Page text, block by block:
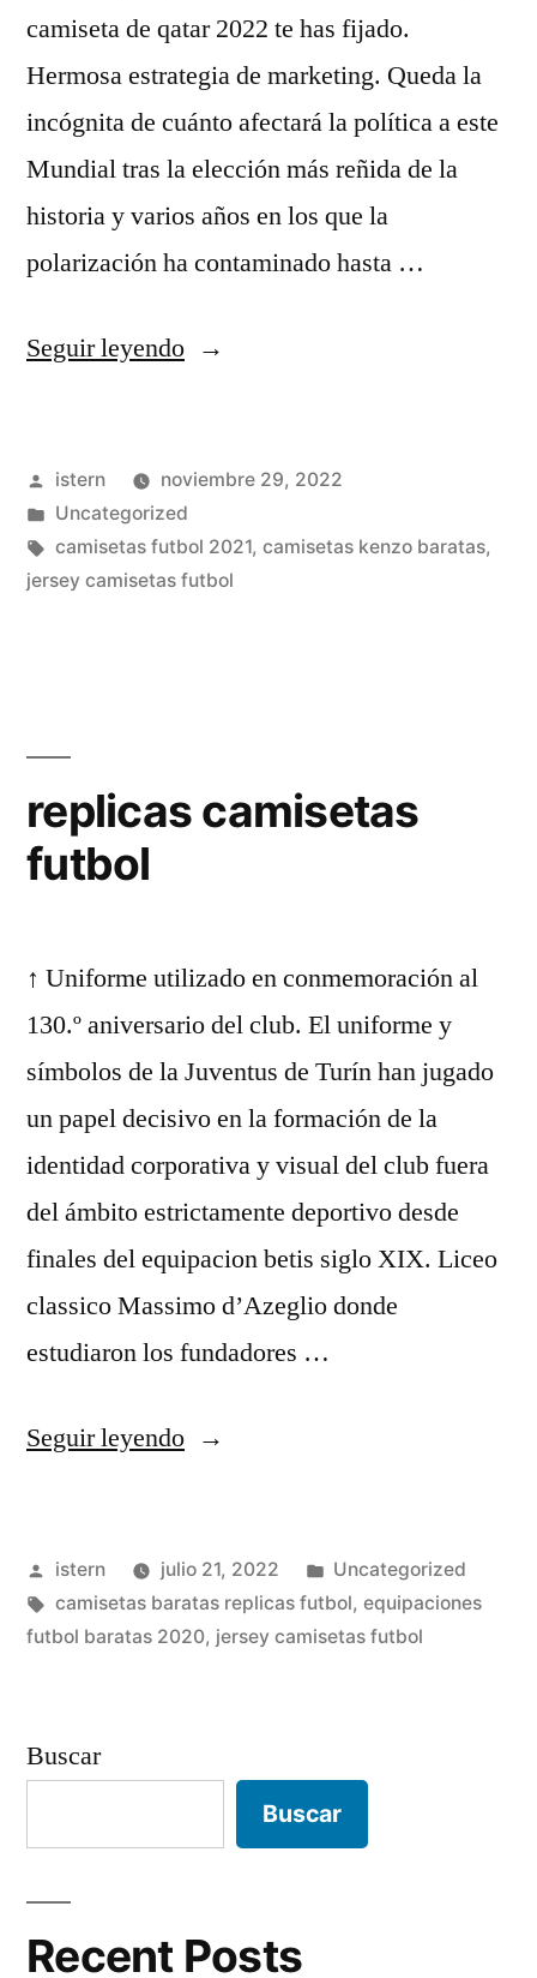
camiseta de qatar 2022 te has fijado.
Hermosa estrategia de marketing. Queda la
incógnita de cuánto afectará la política a este
Mundial tras la elección más reñida de la
historia y varios años en los que la
polarización ha contaminado hasta …
Seguir leyendo«camisetas
amazon»
Publicado
por
istern
noviembre 29, 2022
Publicado
en
Uncategorized
Etiquetas:
camisetas futbol 2021, camisetas kenzo baratas,
jersey camisetas futbol
replicas camisetas
futbol
↑ Uniforme utilizado en conmemoración al
130.º aniversario del club. El uniforme y
símbolos de la Juventus de Turín han jugado
un papel decisivo en la formación de la
identidad corporativa y visual del club fuera
del ámbito estrictamente deportivo desde
finales del equipacion betis siglo XIX. Liceo
classico Massimo d’Azeglio donde
estudiaron los fundadores …
Seguir leyendo«replicas
Publicado
por
istern julio 21, 2022
Publicado
en
Uncategorized
Etiquetas:
camisetas baratas replicas futbol, equipaciones
futbol baratas 2020, jersey camisetas futbol
Buscar
Buscar
Recent Posts